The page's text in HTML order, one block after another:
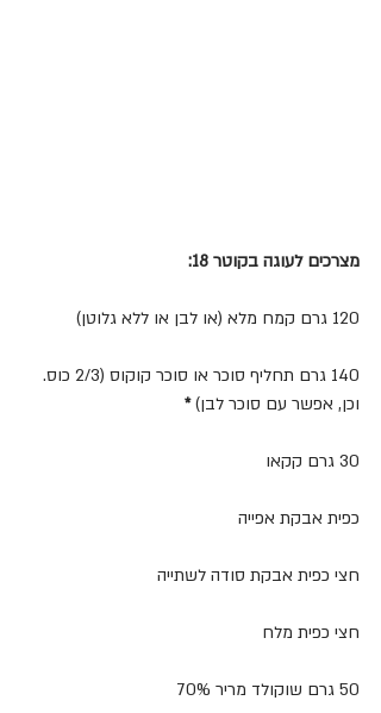
מצרכים לעוגה בקוטר 18:
120 גרם קמח מלא (או לבן או ללא גלוטן)
140 גרם תחליף סוכר או סוכר קוקוס (2/3 כוס.
וכן, אפשר עם סוכר לבן) *
30 גרם קקאו
כפית אבקת אפייה
חצי כפית אבקת סודה לשתייה
חצי כפית מלח
50 גרם שוקולד מריר 70%